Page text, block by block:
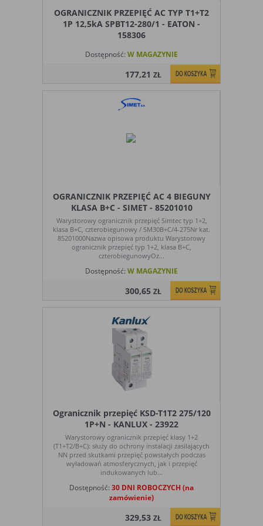
wybrane funkcje nie będą działać
prawidłowo.
Umożliwiają realizację modelu biznesowego
witryna, ich zablokowanie nie spowoduje
niedostępności całości funkcjonalności
serwisu, ale może obniżyć poziom
świadczenia usługi ze względu na brak
możliwości realizacji przez właściciela
np. cookies reklamowe.
umieszczone w urządzeniu końcowym użytkownika:
Opis
tymczasowe
cookie umieszczone na czas korzystania z
przeglądarki (sesji), zostaje wykasowane po
jej zamknięciu
nie jest kasowane po zamknięciu
przeglądarki i pozostaje w urządzeniu
użytkownika na określony czas lub bez
okresu ważności w zależności od ustawień
właściciela witryny
C. Ze względu na pochodzenie – administratora
serwisu, który zarządza cookies:
cookie umieszczone bezpośrednio przez
właściciela witryny jaka została odwiedzona
zewnętrzne
cookie umieszczone przez zewnętrzne
podmioty, których komponenty stron zostały
wywołane przez właściciela witryny
cookie mogą być wywołane przez administratora
OGRANICZNIK PRZEPIĘĆ AC TYP T1+T2
1P 12,5kA SPBT12-280/1 - EATON -
158306
Dostępność: W MAGAZYNIE
177,21ZŁ
OGRANICZNIK PRZEPIĘĆ AC 4 BIEGUNY
KLASA B+C - SIMET - 85201010
Warystorowy ogranicznik przepięć Simtec typ 1+2,
klasa B+C, czterobiegunowy / SM30B+C/4-275Nr kat.
85201000Nazwa opisowa produktu Warystorowy
ogranicznik przepięć typ 1+2, klasa B+C,
czterobiegunowyOz...
Dostępność: W MAGAZYNIE
300,65ZŁ
Ogranicznik przepięć KSD-T1T2 275/120
1P+N - KANLUX - 23922
Warystorowy ogranicznik przepięć klasy 1+2
(T1+T2/B+C): służy do ochrony instalacji zasilających
NN przed skutkami przepięć powstałych podczas
wyładowań atmosferycznych, jak i przepięć
indukowanych lub...
Dostępność: 30 DNI ROBOCZYCH (na
zamówienie)
329,53ZŁ